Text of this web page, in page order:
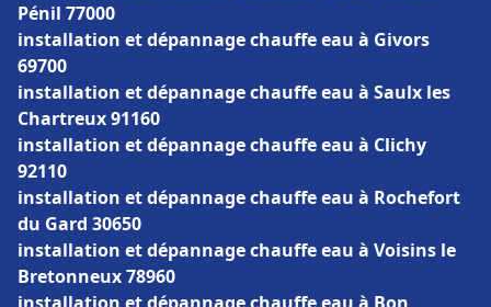
Pénil 77000
installation et dépannage chauffe eau à Givors
69700
installation et dépannage chauffe eau à Saulx les
Chartreux 91160
installation et dépannage chauffe eau à Clichy
92110
installation et dépannage chauffe eau à Rochefort
du Gard 30650
installation et dépannage chauffe eau à Voisins le
Bretonneux 78960